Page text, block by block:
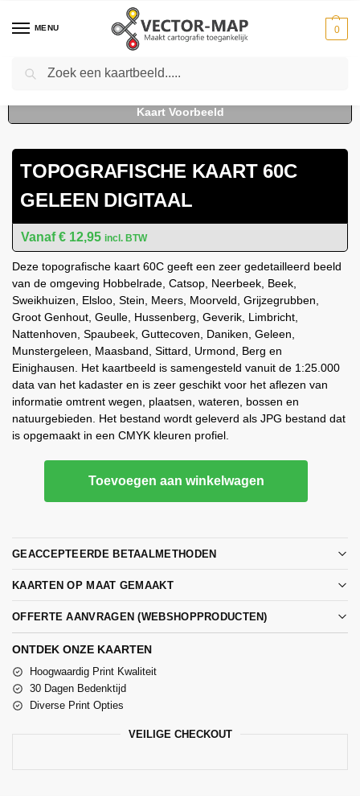
MENU 0
Home Kaarten - Topografische kaarten
TOPOGRAFISCHE KAART 60C
GELEEN DIGITAAL
€ 12,95 incl. BTW
Deze topografische kaart 60C geeft een zeer gedetailleerd beeld
van de omgeving Hobbelrade, Catsop, Neerbeek, Beek,
Sweikhuizen, Elsloo, Stein, Meers, Moorveld, Grijzegrubben,
Groot Genhout, Geulle, Hussenberg, Geverik, Limbricht,
Nattenhoven, Spaubeek, Guttecoven, Daniken, Geleen,
Munstergeleen, Maasband, Sittard, Urmond, Berg en
Einighausen. Het kaartbeeld is samengesteld vanuit de 1:25.000
data van het kadaster en is zeer geschikt voor het aflezen van
informatie omtrent wegen, plaatsen, wateren, bossen en
natuurgebieden. Het bestand wordt geleverd als JPG bestand dat
is opgemaakt in een CMYK kleuren profiel.
Toevoegen aan winkelwagen
GEACCEPTEERDE BETAALMETHODEN
KAARTEN OP MAAT GEMAAKT
OFFERTE AANVRAGEN (WEBSHOPPRODUCTEN)
ONTDEK ONZE KAARTEN
Hoogwaardig Print Kwaliteit
30 Dagen Bedenktijd
Diverse Print Opties
VEILIGE CHECKOUT